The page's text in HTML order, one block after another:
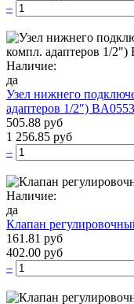
–
Наличие:
да
Узел нижнего
адаптеров 1/2″) BA0553
505.88 руб
1 256.85 руб
–
Наличие:
да
Клапан
161.81 руб
402.00 руб
–